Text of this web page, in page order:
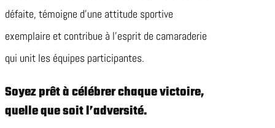
défaite, témoigne d’une attitude sportive
exemplaire et contribue à l’esprit de camaraderie
qui unit les équipes participantes.
Soyez prêt à célébrer chaque victoire,
quelle que soit l’adversité.